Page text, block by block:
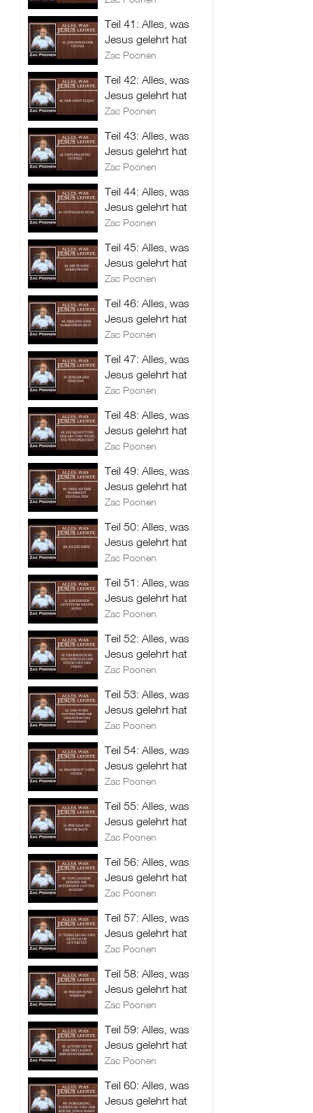
Teil 41: Alles, was
Jesus gelehrt hat
Zac Poonen
Teil 42: Alles, was
Jesus gelehrt hat
Zac Poonen
Teil 43: Alles, was
Jesus gelehrt hat
Zac Poonen
Teil 44: Alles, was
Jesus gelehrt hat
Zac Poonen
Teil 45: Alles, was
Jesus gelehrt hat
Zac Poonen
Teil 46: Alles, was
Jesus gelehrt hat
Zac Poonen
Teil 47: Alles, was
Jesus gelehrt hat
Zac Poonen
Teil 48: Alles, was
Jesus gelehrt hat
Zac Poonen
Teil 49: Alles, was
Jesus gelehrt hat
Zac Poonen
Teil 50: Alles, was
Jesus gelehrt hat
Zac Poonen
Teil 51: Alles, was
Jesus gelehrt hat
Zac Poonen
Teil 52: Alles, was
Jesus gelehrt hat
Zac Poonen
Teil 53: Alles, was
Jesus gelehrt hat
Zac Poonen
Teil 54: Alles, was
Jesus gelehrt hat
Zac Poonen
Teil 55: Alles, was
Jesus gelehrt hat
Zac Poonen
Teil 56: Alles, was
Jesus gelehrt hat
Zac Poonen
Teil 57: Alles, was
Jesus gelehrt hat
Zac Poonen
Teil 58: Alles, was
Jesus gelehrt hat
Zac Poonen
Teil 59: Alles, was
Jesus gelehrt hat
Zac Poonen
Teil 60: Alles, was
Jesus gelehrt hat